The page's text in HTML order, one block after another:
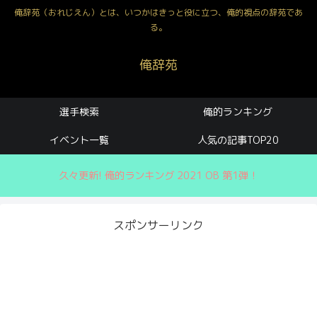
俺辞苑（おれじえん）とは、いつかはきっと役に立つ、俺的視点の辞苑であ
る。
俺辞苑
選手検索 俺的ランキング
イベント一覧 人気の記事TOP20
久々更新! 俺的ランキング 2021 OB 第1弾！
スポンサーリンク